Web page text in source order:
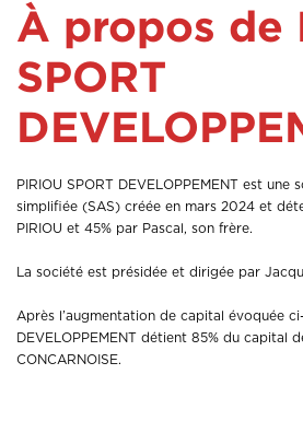
À propos de
SPORT
PIRIOU SPORT DEVELOPPEMENT est une
simplifiée (SAS) créée en mars 2024 et
PIRIOU et 45% par Pascal, son frère.
La société est présidée et dirigée par
Après l’augmentation de capital évoquée
DEVELOPPEMENT détient 85% du capital
CONCARNOISE.